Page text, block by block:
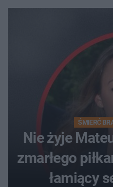
ŚMIERĆ
Nie żyje
zmarłego
łamiący